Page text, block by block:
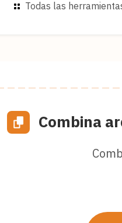
Todas las
Combina